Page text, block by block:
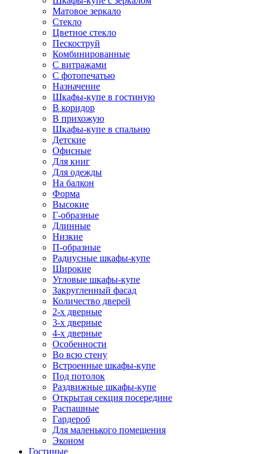
Матовое зеркало
Стекло
Цветное стекло
Пескоструй
Комбинированные
С витражами
С фотопечатью
Назначение
Шкафы-купе в гостиную
В коридор
В прихожую
Шкафы-купе в спальню
Детские
Офисные
Для книг
Для одежды
На балкон
Форма
Высокие
Г-образные
Длинные
Низкие
П-образные
Радиусные шкафы-купе
Широкие
Угловые шкафы-купе
Закругленный фасад
Количество дверей
2-х дверные
3-х дверные
4-х дверные
Особенности
Во всю стену
Встроенные шкафы-купе
Под потолок
Раздвижные шкафы-купе
Открытая секция посередине
Распашные
Гардероб
Для маленького помещения
Эконом
Гостиные